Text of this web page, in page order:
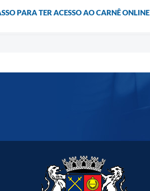
PARA TER ACESSO AO CARNÊ ONLINE